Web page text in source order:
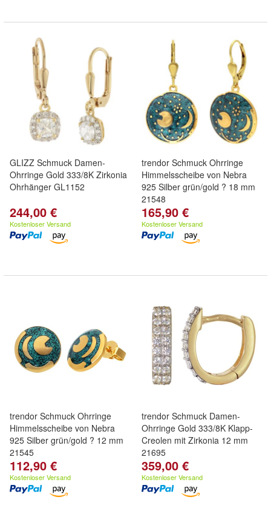
GLIZZ Schmuck Damen-
Ohrringe Gold 333/8K Zirkonia
Ohrhänger GL1152
244,00 €
Kostenloser Versand
trendor Schmuck Ohrringe
Himmelsscheibe von Nebra
925 Silber grün/gold ? 18 mm
21548
165,90 €
Kostenloser Versand
trendor Schmuck Ohrringe
Himmelsscheibe von Nebra
925 Silber grün/gold ? 12 mm
21545
112,90 €
Kostenloser Versand
trendor Schmuck Damen-
Ohrringe Gold 333/8K Klapp-
Creolen mit Zirkonia 12 mm
21695
359,00 €
Kostenloser Versand